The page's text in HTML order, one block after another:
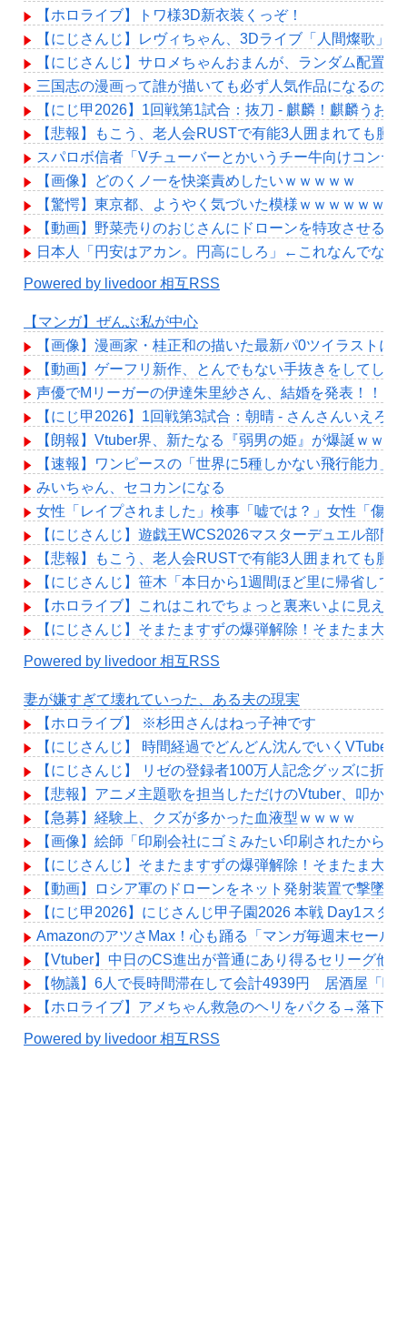
【ホロライブ】トワ様3D新衣装くっぞ！
【にじさんじ】レヴィちゃん、3Dライブ「人間燦歌」
【にじさんじ】サロメちゃんおまんが、ランダム配置
三国志の漫画って誰が描いても必ず人気作品になるの確
【にじ甲2026】1回戦第1試合：抜刀 - 麒麟！麒麟うお
【悲報】もこう、老人会RUSTで有能3人囲まれても腫
スパロボ信者「Vチューバーとかいうチー牛向けコン
【画像】どのくノ一を快楽責めしたいｗｗｗｗｗ
【驚愕】東京都、ようやく気づいた模様ｗｗｗｗｗｗｗ
【動画】野菜売りのおじさんにドローンを特攻させるお
日本人「円安はアカン。円高にしろ」←これなんでなん
Powered by livedoor 相互RSS
【マンガ】ぜんぶ私が中心
【画像】漫画家・桂正和の描いた最新パ0ツイラスト
【動画】ゲーフリ新作、とんでもない手抜きをしてしま
声優でMリーガーの伊達朱里紗さん、結婚を発表！！！
【にじ甲2026】1回戦第3試合：朝晴 - さんさんいえろ
【朗報】Vtuber界、新たなる『弱男の姫』が爆誕ｗｗｗ
【速報】ワンピースの「世界に5種しかない飛行能力」
みいちゃん、セコカンになる
女性「レイプされました」検事「嘘では？」女性「傷つ
【にじさんじ】遊戯王WCS2026マスターデュエル部
【悲報】もこう、老人会RUSTで有能3人囲まれても腫
【にじさんじ】笹木「本日から1週間ほど里に帰省して
【ホロライブ】これはこれでちょっと裏来いよに見える
【にじさんじ】そまたますずの爆弾解除！そまたま大げ
Powered by livedoor 相互RSS
妻が嫌すぎて壊れていった、ある夫の現実
【ホロライブ】 ※杉田さんはねっ子神です
【にじさんじ】 時間経過でどんどん沈んでいくVTuber
【にじさんじ】 リゼの登録者100万人記念グッズに折
【悲報】アニメ主題歌を担当しただけのVtuber、叩かれ
【急募】経験上、クズが多かった血液型ｗｗｗｗ
【画像】絵師「印刷会社にゴミみたい印刷されたから
【にじさんじ】そまたますずの爆弾解除！そまたま大げ
【動画】ロシア軍のドローンをネット発射装置で撃墜す
【にじ甲2026】にじさんじ甲子園2026 本戦 Day1スタ
AmazonのアツさMax！心も踊る「マンガ毎週末セール
【Vtuber】中日のCS進出が普通にあり得るセリーグ他
【物議】6人で長時間滞在して会計4939円 居酒屋「喋
【ホロライブ】アメちゃん救急のヘリをパクる→落下【
Powered by livedoor 相互RSS